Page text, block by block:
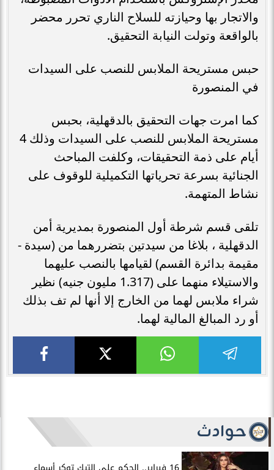
والاتجار بها وحيازته للسلاح الناري تحرر محضر
بالواقعة وتولت النيابة التحقيق.
حبس مستريحة الملابس للنصب على السيدات
في المنصورة
كما امرت جهات التحقيق بالدقهلية، بحبس
مستريحة الملابس للنصب على السيدات وذلك 4
أيام على ذمة التحقيقات، وكلفت المباحث
الجنائية بسرعة تحرياتها التكميلية للوقوف على
نشاط المتهمة.
تلقى قسم شرطة أول المنصورة بمديرية أمن
الدقهلية ، بلاغا من سيدتين بتضررهما من (سيدة -
مقيمة بدائرة القسم) لقيامها بالنصب عليهما
والاستيلاء منهما على (1.317 مليون جنيه) نظير
شراء ملابس لهما من الخارج إلا أنها لم تف بذلك
أو رد المبالغ المالية لهما.
حوادث